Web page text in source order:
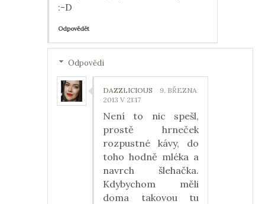
:-D
Odpovědět
Odpovědi
DAZZLICIOUS
9. BŘEZNA
2013 V 21:17
Není to nic spešl,
prostě hrneček
rozpustné kávy, do
toho hodně mléka a
navrch šlehačka.
Kdybychom měli
doma takovou tu